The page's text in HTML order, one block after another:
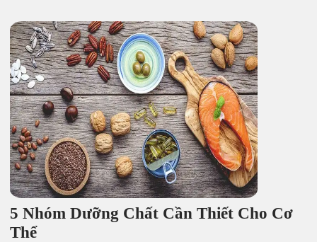
5 Nhóm Dưỡng Chất Cần Thiết Cho Cơ
Thể